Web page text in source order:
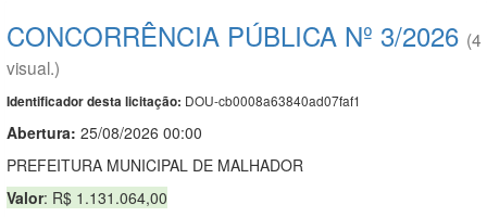
CONCORRÊNCIA PÚBLICA Nº 3/2026 (4
visual.)
Identificador desta licitação: DOU-cb0008a63840ad07faf1
Abertura: 25/08/2026 00:00
PREFEITURA MUNICIPAL DE MALHADOR
Valor: R$ 1.131.064,00